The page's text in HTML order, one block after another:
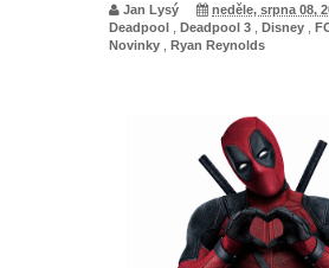
Jan Lysý neděle, srpna 08,
Deadpool
Deadpool 3 Disney
Novinky
Ryan Reynolds